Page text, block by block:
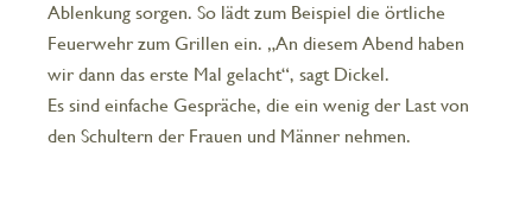
Ablenkung sorgen. So lädt zum Beispiel die örtliche
Feuerwehr zum Grillen ein. „An diesem Abend haben
wir dann das erste Mal gelacht“, sagt Dickel.
Es sind einfache Gespräche, die ein wenig der Last von
den Schultern der Frauen und Männer nehmen.